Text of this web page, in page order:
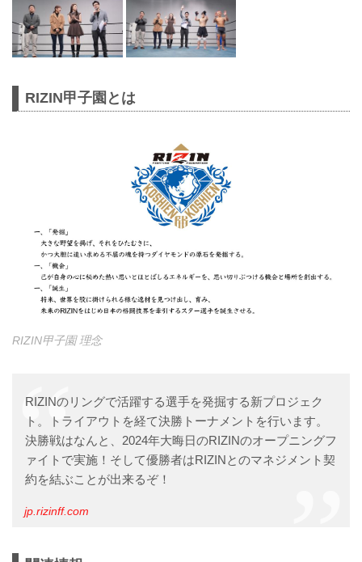
RIZIN甲子園とは
RIZIN甲子園 理念
RIZINのリングで活躍する選手を発掘する新プロジェク
ト。トライアウトを経て決勝トーナメントを行います。
決勝戦はなんと、2024年大晦日のRIZINのオープニングフ
ァイトで実施！そして優勝者はRIZINとのマネジメント契
約を結ぶことが出来るぞ！
jp.rizinff.com